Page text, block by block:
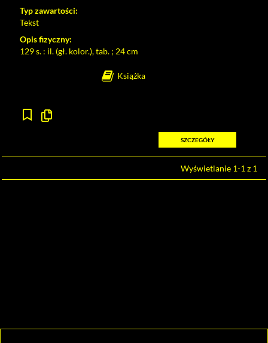
Typ zawartości:
Tekst
Opis fizyczny:
129 s. : il. (gł. kolor.), tab. ; 24 cm
Książka
Kopiuj
SZCZEGÓŁY
Wyświetlanie 1-1 z 1